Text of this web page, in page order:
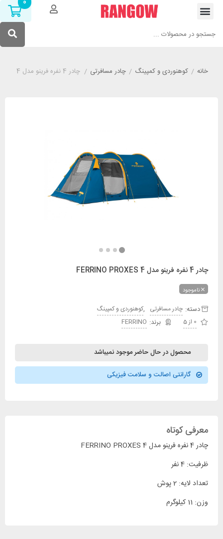
خانه/ کوهنوردی و کمپینگ/ چادر مسافرتی/ چادر 4 نفره فرینو مدل FERRINO PROXES 4
چادر 4 نفره فرینو مدل FERRINO PROXES 4
ناموجود
دسته: چادر مسافرتی
کوهنوردی و کمپینگ
0 از 5
FERRINO
محصول در حال حاضر موجود نمیباشد
گارانتی اصالت و سلامت فیزیکی
معرفی کوتاه
چادر 4 نفره فرینو مدل FERRINO PROXES 4
ظرفیت: 4 نفر
تعداد لایه: 2 پوش
وزن: 11 کیلوگرم